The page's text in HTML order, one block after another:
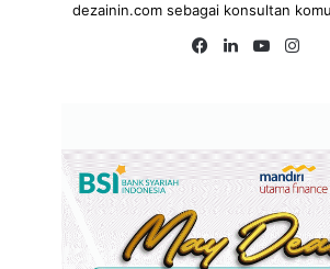
dezainin.com sebagai konsultan
Fa
Lin
Yo